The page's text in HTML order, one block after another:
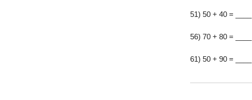
51) 50 + 40 = ____
56) 70 + 80 = ____
61) 50 + 90 = ____